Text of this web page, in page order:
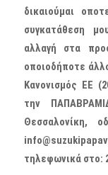
δικαιούμαι
συγκατάθεση
αλλαγή στα
οποιοδήποτε
Κανονισμός ΕΕ
την
Θεσσαλονίκη,
τηλεφωνικά στο: